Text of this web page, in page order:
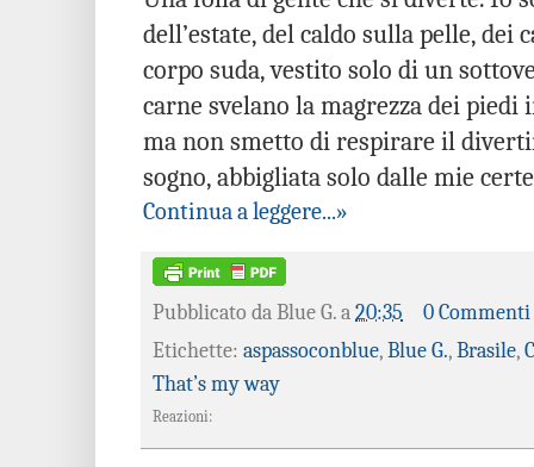
dell’estate, del caldo sulla pelle,
corpo suda, vestito solo di un
carne svelano la magrezza dei
ma non smetto di respirare il
sogno, abbigliata solo dalle mie
Continua a leggere...»
Pubblicato da Blue G. a 20:35
0 Commenti
Etichette: aspassoconblue, Blue G., Brasile,
That’s my way
Reazioni: